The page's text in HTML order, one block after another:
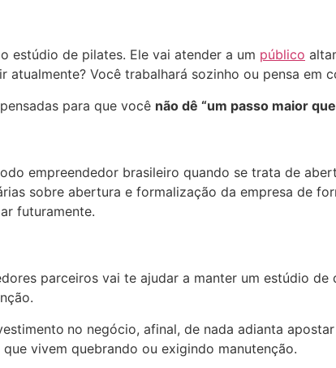
estúdio de pilates. Ele vai atender a um público
Você trabalhará sozinho ou pensa em
para que você não dê “um passo maior
empreendedor brasileiro quando se trata de
sobre abertura e formalização da empresa de
futuramente.
parceiros vai te ajudar a manter um estúdio
no negócio, afinal, de nada adianta
vivem quebrando ou exigindo manutenção.